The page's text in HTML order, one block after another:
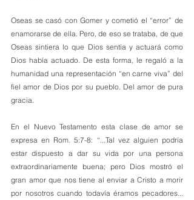
Oseas se casó con Gomer y cometió el “error” de
enamorarse de ella. Pero, de eso se trataba, de que
Oseas sintiera lo que Dios sentía y actuará como
Dios había actuado. De esta forma, le regaló a la
humanidad una representación “en carne viva” del
fiel amor de Dios por su pueblo. Del amor de pura
gracia.
En el Nuevo Testamento esta clase de amor se
expresa en Rom. 5:7-8: “...Tal vez alguien podría
estar dispuesto a dar su vida por una persona
extraordinariamente buena; pero Dios mostró el
gran amor que nos tiene al enviar a Cristo a morir
por nosotros cuando todavía éramos pecadores...